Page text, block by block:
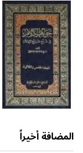
المضافة أخيراً